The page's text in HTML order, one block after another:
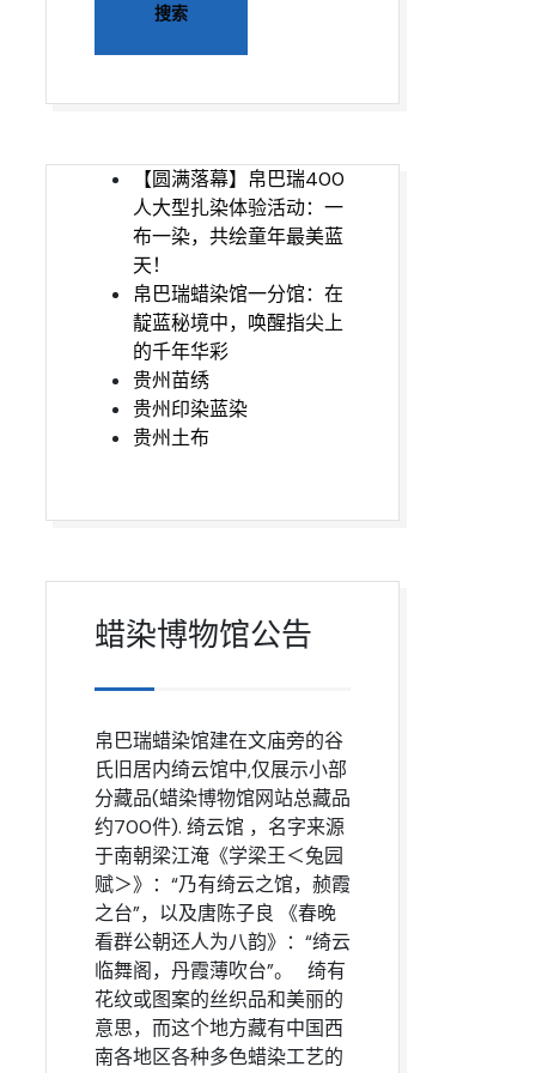
【圆满落幕】帛巴瑞400
人大型扎染体验活动：一
布一染，共绘童年最美蓝
天！
帛巴瑞蜡染馆一分馆：在
靛蓝秘境中，唤醒指尖上
的千年华彩
贵州苗绣
贵州印染蓝染
贵州土布
蜡染博物馆公告
帛巴瑞蜡染馆建在文庙旁的谷
氏旧居内绮云馆中,仅展示小部
分藏品(蜡染博物馆网站总藏品
约700件). 绮云馆 ，名字来源
于南朝梁江淹《学梁王＜兔园
赋＞》：“乃有绮云之馆，赪霞
之台”，以及唐陈子良 《春晚
看群公朝还人为八韵》：“绮云
临舞阁，丹霞薄吹台”。 绮有
花纹或图案的丝织品和美丽的
意思，而这个地方藏有中国西
南各地区各种多色蜡染工艺的